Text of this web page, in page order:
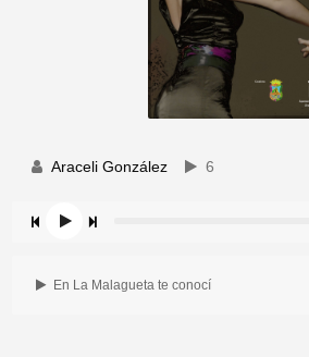
Araceli González 6
En La Malagueta te conocí